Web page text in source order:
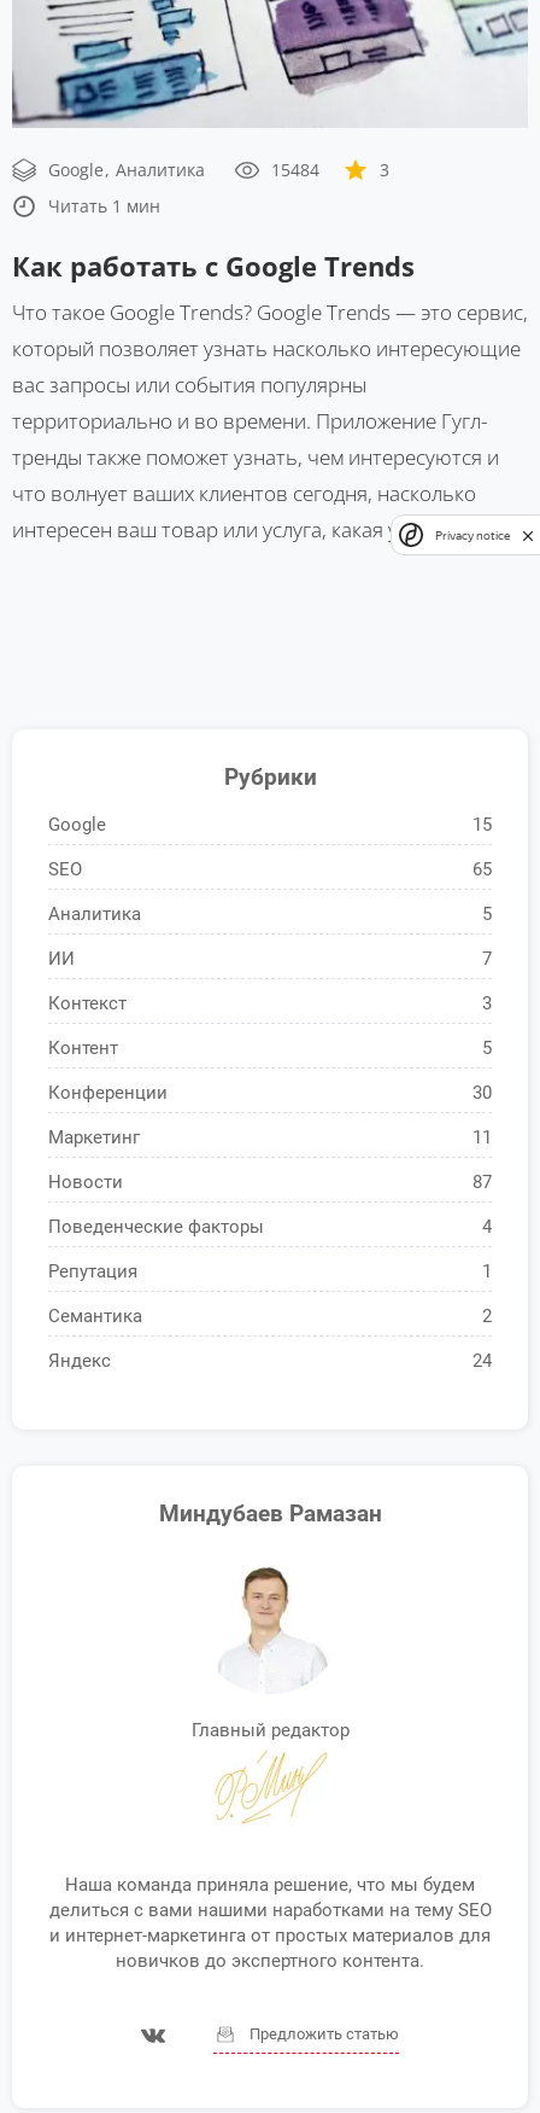
Google Аналитика 15484
3
Читать 1 мин
Как работать с Google Trends
Что такое Google Trends? Google Trends — это сервис,
который позволяет узнать насколько интересующие
вас запросы или события популярны
территориально и во времени. Приложение Гугл-
тренды также поможет узнать, чем интересуются и
что волнует ваших клиентов сегодня, насколько
интересен ваш товар или услуга, какая у него ...
Рубрики
Google 15
SEO 65
Аналитика 5
ИИ 7
Контекст 3
Контент 5
Конференции 30
Маркетинг 11
Новости 87
Поведенческие факторы 4
Репутация 1
Семантика 2
Яндекс 24
Миндубаев Рамазан
Главный редактор
Наша команда приняла решение, что мы будем
делиться с вами нашими наработками на тему SEO
и интернет-маркетинга от простых материалов для
новичков до экспертного контента.
Предложить статью
Privacy notice